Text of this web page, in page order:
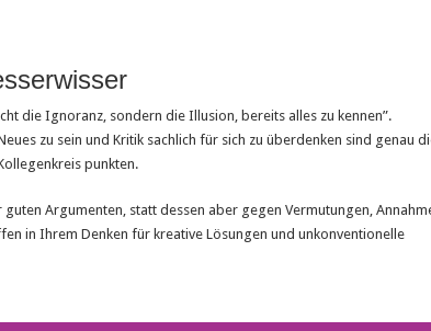
die Ignoranz, sondern die Illusion, bereits alles zu kennen”.
zu sein und Kritik sachlich für sich zu überdenken sind genau
punkten.
Argumenten, statt dessen aber gegen Vermutungen,
in Ihrem Denken für kreative Lösungen und unkonventionelle